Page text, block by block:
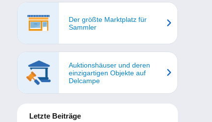
Der größte Marktplatz für
Sammler
Auktionshäuser und deren
einzigartigen Objekte auf
Delcampe
Letzte Beiträge